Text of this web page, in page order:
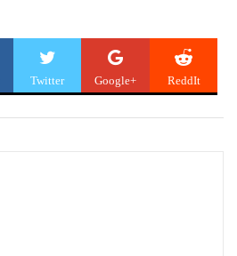
Twitter Google+ ReddIt